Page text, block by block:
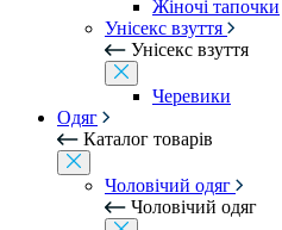
Жіночі тапочки
Унісекс взуття
Унісекс взуття
Черевики
Одяг
Каталог товарів
Чоловічий одяг
Чоловічий одяг